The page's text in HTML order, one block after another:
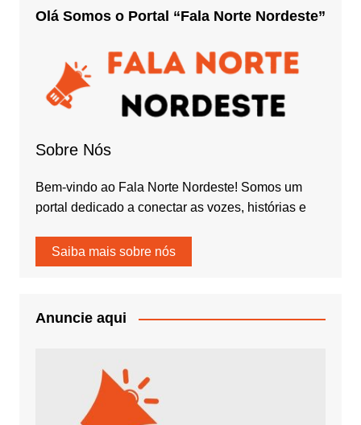
Olá Somos o Portal “Fala Norte Nordeste”
Sobre Nós
Bem-vindo ao Fala Norte Nordeste! Somos um
portal dedicado a conectar as vozes, histórias e
Saiba mais sobre nós
Anuncie aqui